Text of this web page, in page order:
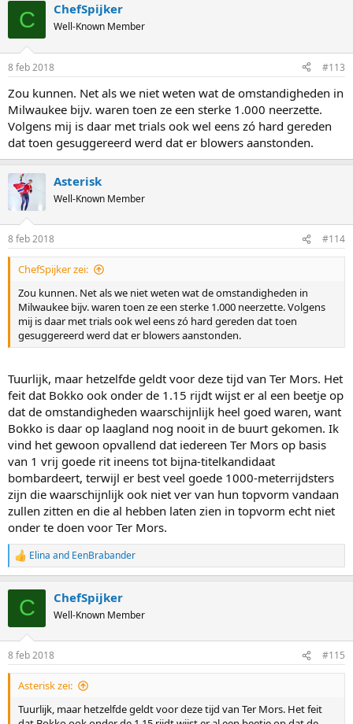
C ChefSpijker
Well-Known Member
8 feb 2018 #113
Zou kunnen. Net als we niet weten wat de omstandigheden in
Milwaukee bijv. waren toen ze een sterke 1.000 neerzette.
Volgens mij is daar met trials ook wel eens zó hard gereden
dat toen gesuggereerd werd dat er blowers aanstonden.
Asterisk
Well-Known Member
8 feb 2018 #114
ChefSpijker zei:
Zou kunnen. Net als we niet weten wat de omstandigheden in
Milwaukee bijv. waren toen ze een sterke 1.000 neerzette. Volgens
mij is daar met trials ook wel eens zó hard gereden dat toen
gesuggereerd werd dat er blowers aanstonden.
Tuurlijk, maar hetzelfde geldt voor deze tijd van Ter Mors. Het
feit dat Bokko ook onder de 1.15 rijdt wijst er al een beetje op
dat de omstandigheden waarschijnlijk heel goed waren, want
Bokko is daar op laagland nog nooit in de buurt gekomen. Ik
vind het gewoon opvallend dat iedereen Ter Mors op basis
van 1 vrij goede rit ineens tot bijna-titelkandidaat
bombardeert, terwijl er best veel goede 1000-meterrijdsters
zijn die waarschijnlijk ook niet ver van hun topvorm vandaan
zullen zitten en die al hebben laten zien in topvorm echt niet
onder te doen voor Ter Mors.
R
e
n
s
:
Elina and EenBrabander
C ChefSpijker
Well-Known Member
8 feb 2018 #115
Asterisk zei:
Tuurlijk, maar hetzelfde geldt voor deze tijd van Ter Mors. Het feit